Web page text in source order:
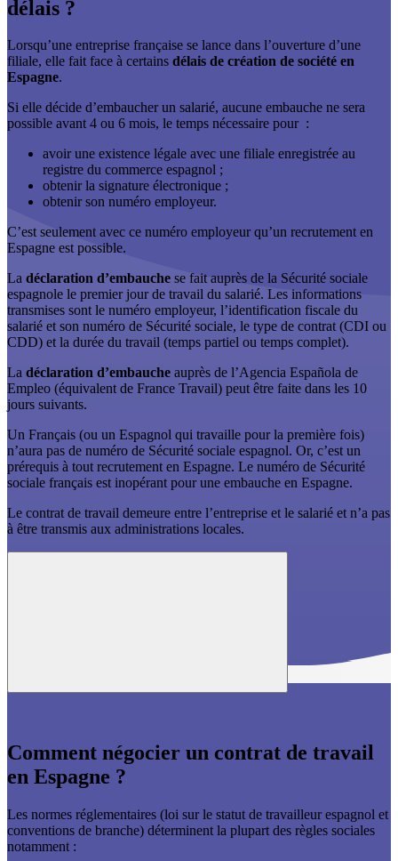
délais ?
Lorsqu’une entreprise française se lance dans l’ouverture d’une
filiale, elle fait face à certains délais de création de société en
Espagne.
Si elle décide d’embaucher un salarié, aucune embauche ne sera
possible avant 4 ou 6 mois, le temps nécessaire pour :
avoir une existence légale avec une filiale enregistrée au
registre du commerce espagnol ;
obtenir la signature électronique ;
obtenir son numéro employeur.
C’est seulement avec ce numéro employeur qu’un recrutement en
Espagne est possible.
La déclaration d’embauche se fait auprès de la Sécurité sociale
espagnole le premier jour de travail du salarié. Les informations
transmises sont le numéro employeur, l’identification fiscale du
salarié et son numéro de Sécurité sociale, le type de contrat (CDI ou
CDD) et la durée du travail (temps partiel ou temps complet).
La déclaration d’embauche auprès de l’Agencia Española de
Empleo (équivalent de France Travail) peut être faite dans les 10
jours suivants.
Un Français (ou un Espagnol qui travaille pour la première fois)
n’aura pas de numéro de Sécurité sociale espagnol. Or, c’est un
prérequis à tout recrutement en Espagne. Le numéro de Sécurité
sociale français est inopérant pour une embauche en Espagne.
Le contrat de travail demeure entre l’entreprise et le salarié et n’a pas
à être transmis aux administrations locales.
Comment négocier un contrat de travail
en Espagne ?
Les normes réglementaires (loi sur le statut de travailleur espagnol et
conventions de branche) déterminent la plupart des règles sociales
notamment :